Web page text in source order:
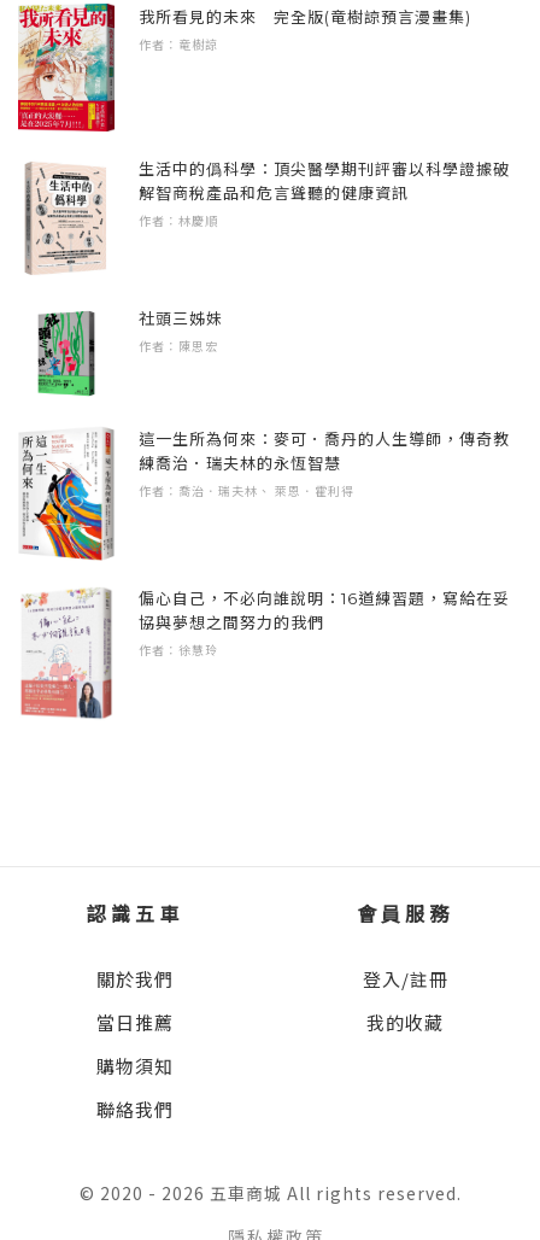
上班 不用擔心我喔！》、《我是最棒的原味甜
甜圈》、《快一點！快一點！再快一點！》(以
上由大穎文化出版)。
她對畫畫也不感興趣。
當史黛拉和月亮分享她對小昆蟲的熱愛時，
「我想來這裡種種植物。我以前只是在天上高
高地掛著！」
「再說了，天上也沒有任何綠草可以陪我說說
話。」
月亮接著說。
「現在妳有我這個鄰居了。」史黛拉說。
月亮聽了，很開心地對著她笑了笑。
我所看見的未來 完全版(竜樹諒預言漫畫集)
作者：竜樹諒
生活中的僞科學：頂尖醫學期刊評審以科學證據破
解智商稅產品和危言聳聽的健康資訊
作者：林慶順
社頭三姊妹
作者：陳思宏
這一生所為何來：麥可．喬丹的人生導師，傳奇教
練喬治．瑞夫林的永恆智慧
作者：喬治．瑞夫林、 萊恩．霍利得
偏心自己，不必向誰說明：16道練習題，寫給在妥
協與夢想之間努力的我們
作者：徐慧玲
認識五車
關於我們
當日推薦
購物須知
聯絡我們
會員服務
登入/註冊
我的收藏
© 2020 - 2026 五車商城 All rights reserved.